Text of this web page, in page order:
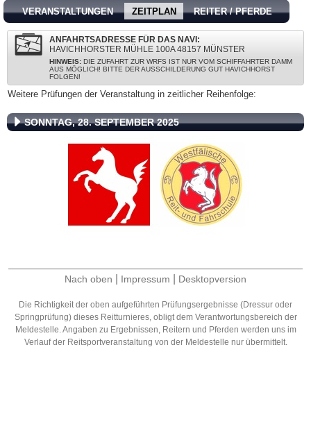
VERANSTALTUNGEN ZEITPLAN REITER / PFERDE
ANFAHRTSADRESSE FÜR DAS NAVI:
HAVICHHORSTER MÜHLE 100A 48157 MÜNSTER
HINWEIS: DIE ZUFAHRT ZUR WRFS IST NUR VOM SCHIFFAHRTER DAMM
AUS MÖGLICH! BITTE DER AUSSCHILDERUNG GUT HAVICHHORST
FOLGEN!
Weitere Prüfungen der Veranstaltung in zeitlicher Reihenfolge:
SONNTAG, 28. SEPTEMBER 2025
Nach oben Impressum Desktopversion
Die Richtigkeit der oben aufgeführten Prüfungsergebnisse (Dressur oder
Springprüfung) dieses Reitturnieres, obligt dem Verantwortungsbereich der
Meldestelle. Angaben zu Ergebnissen, Reitern und Pferden werden uns im
Verlauf der Reitsportveranstaltung von der Meldestelle nur übermittelt.